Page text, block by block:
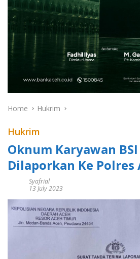
Home Hukrim
Hukrim
Oknum Karyawan
Dilaporkan Ke Polres
Syafrial
13 July 2023